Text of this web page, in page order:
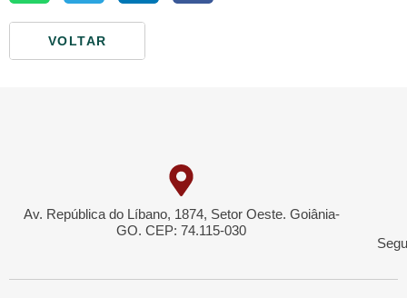
VOLTAR
Av. República do Líbano, 1874, Setor Oeste. Goiânia-
GO. CEP: 74.115-030